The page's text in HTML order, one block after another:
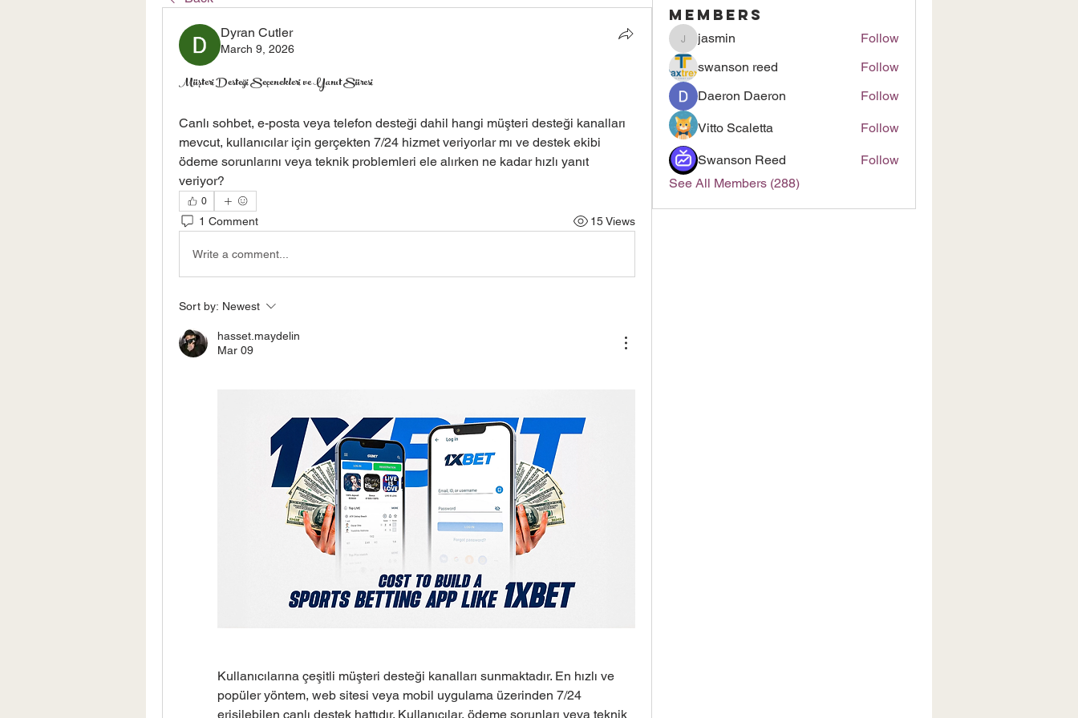
Dyran Cutler
March 9, 2026
Müşteri Desteği Seçenekleri ve Yanıt Süresi
Canlı sohbet, e-posta veya telefon desteği dahil hangi müşteri desteği kanalları
mevcut, kullanıcılar için gerçekten 7/24 hizmet veriyorlar mı ve destek ekibi
ödeme sorunlarını veya teknik problemleri ele alırken ne kadar hızlı yanıt
veriyor?
0
1 Comment 15 Views
Write a comment...
Sort by: Newest
hasset.maydelin
Mar 09
Kullanıcılarına çeşitli müşteri desteği kanalları sunmaktadır. En hızlı ve
popüler yöntem, web sitesi veya mobil uygulama üzerinden 7/24
erişilebilen canlı destek hattıdır. Kullanıcılar, ödeme sorunları veya teknik
Members
jasmin
jasmin
Follow
swanson reed
Follow
Daeron Daeron
Follow
Vitto Scaletta Follow
Swanson Reed
Follow
See All Members (288)